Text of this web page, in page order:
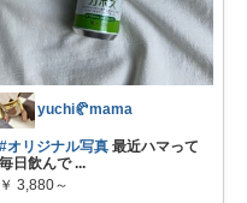
yuchi🥐mama
#オリジナル写真 最近ハマって
毎日飲んで ...
￥ 3,880～